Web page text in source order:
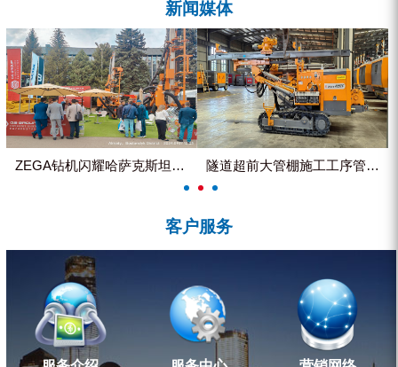
水井专用螺杆空压机
雾炮机
洗轮机
新闻媒体
ZEGA钻机闪耀哈萨克斯坦国际... 隧道超前大管棚施工工序管理控制
客户服务